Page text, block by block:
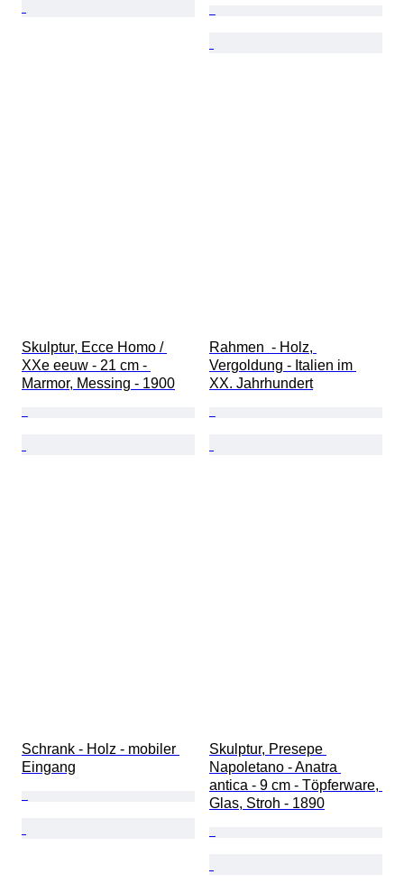
Skulptur, Ecce Homo /
XXe eeuw - 21 cm -
Marmor, Messing - 1900
Rahmen  - Holz,
Vergoldung - Italien im
XX. Jahrhundert
Schrank - Holz - mobiler
Eingang
Skulptur, Presepe
Napoletano - Anatra
antica - 9 cm - Töpferware,
Glas, Stroh - 1890